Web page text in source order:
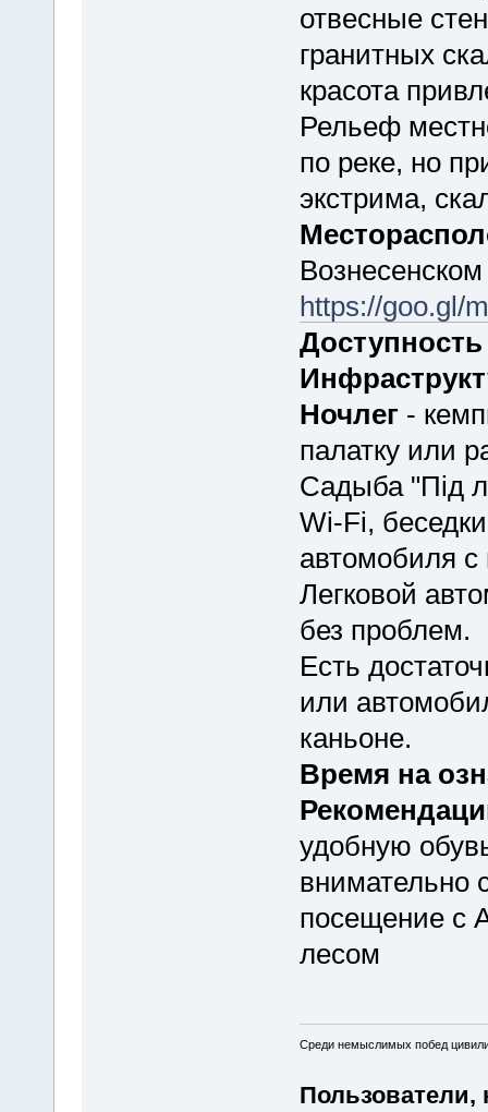
отвесные
гранитных
красота
Рельеф
по реке, но
экстрима,
https://goo.gl/
Доступность
Ночлег-
палатку или
Садыба "Під
Wi-Fi,
автомобиля с
Легковой
без проблем.
Есть
или
каньоне.
Время на
удобную
внимательно
посещение с
лесом
Среди немыслимых побед
Пользователи,